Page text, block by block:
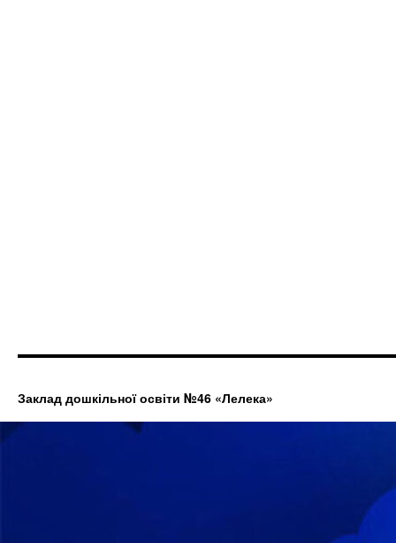
Заклад дошкільної освіти №46 «Лелека»